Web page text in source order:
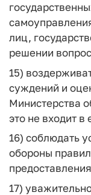
лиц,
решении
15)
суждений и
Министерства
это не входит
16) соблюдать
обороны
17)